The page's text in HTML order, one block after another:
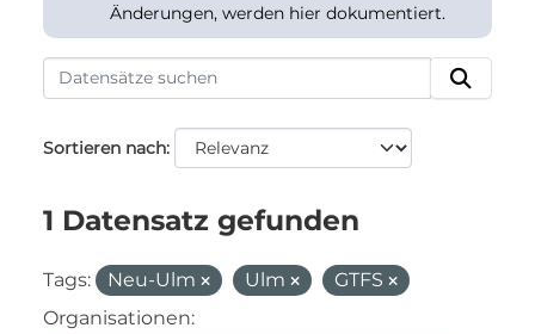
Änderungen, werden hier dokumentiert.
Sortieren nach
1 Datensatz gefunden
Tags: Neu-Ulm Ulm
GTFS
Organisationen: